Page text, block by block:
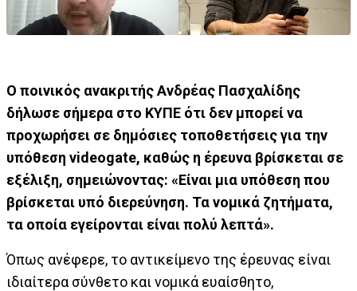
Ο ποινικός ανακριτής Ανδρέας Πασχαλίδης
δήλωσε σήμερα στο ΚΥΠΕ ότι δεν μπορεί να
προχωρήσει σε δημόσιες τοποθετήσεις για την
υπόθεση videogate, καθώς η έρευνα βρίσκεται σε
εξέλιξη, σημειώνοντας: «Είναι μια υπόθεση που
βρίσκεται υπό διερεύνηση. Τα νομικά ζητήματα,
τα οποία εγείρονται είναι πολύ λεπτά».
Όπως ανέφερε, το αντικείμενο της έρευνας είναι
ιδιαίτερα σύνθετο και νομικά ευαίσθητο,